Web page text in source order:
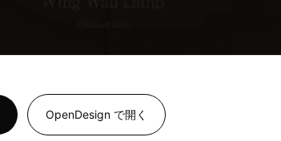
OpenDesign で開く